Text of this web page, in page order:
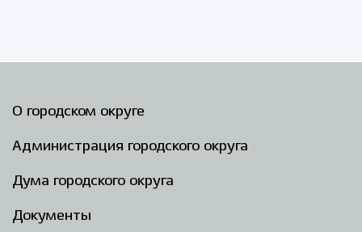
О городском округе
Администрация городского округа
Дума городского округа
Документы